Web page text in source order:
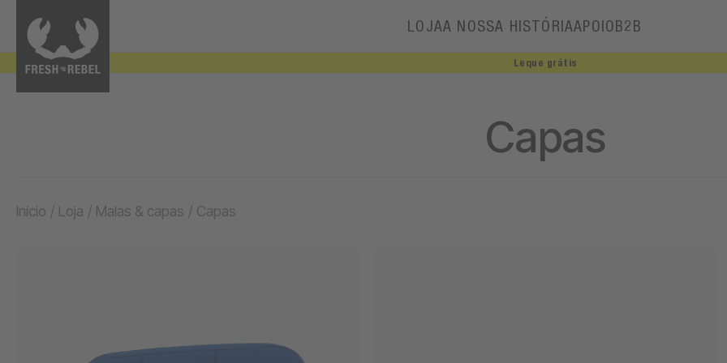
LOJAA NOSSA HISTÓRIA
A nossa história
APOIOB2B
Leque grátis
Capas
Início / Loja / Malas & capas / Capas